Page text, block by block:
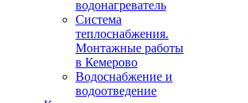
водонагреватель
Система
теплоснабжения.
Монтажные работы
в Кемерово
Водоснабжение и
водоотведение